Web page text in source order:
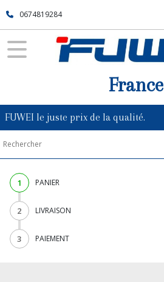
0674819284
France
FUWEI le juste prix de la qualité.
1 PANIER
2 LIVRAISON
3 PAIEMENT